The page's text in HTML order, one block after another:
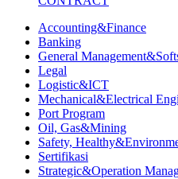
Accounting&Finance
Banking
General
Legal
Logistic&ICT
Mechanical&Electrical
Port Program
Oil, Gas&Mining
Safety,
Sertifikasi
Strategic&Operation